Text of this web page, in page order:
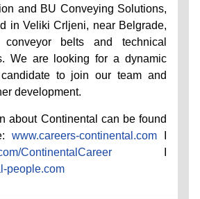
and BU Conveying Solutions,
in Veliki Crljeni, near Belgrade,
belts and technical
We are looking for a dynamic
to join our team and
development.
about Continental can be found
www.careers-continental.com
ContinentalCareer
people.com